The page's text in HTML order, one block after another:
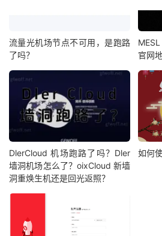
流量光机场节点不可用，是跑路
了吗？
官网
DlerCloud 机场跑路了吗？Dler
墙洞机场怎么了？oixCloud 新墙
洞重焕生机还是回光返照？
如何